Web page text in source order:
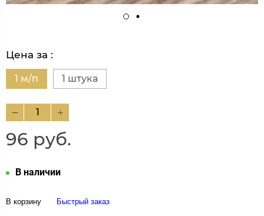
Цена за :
1 м/п 1 штука
96 руб.
В наличии
В корзину Быстрый заказ